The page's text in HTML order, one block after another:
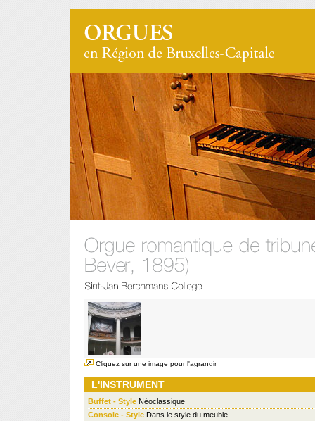
Cliquez sur une image pour l'agrandir
L'INSTRUMENT
Buffet - Style Néoclassique
Console - Style Dans le style du meuble